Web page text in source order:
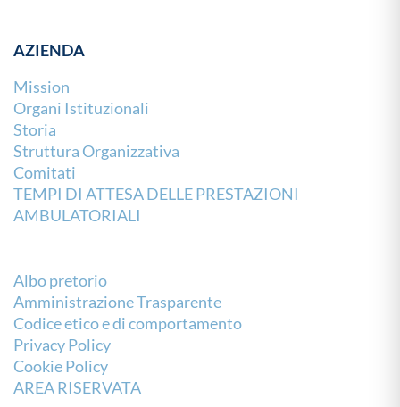
AZIENDA
Mission
Organi Istituzionali
Storia
Struttura Organizzativa
Comitati
TEMPI DI ATTESA DELLE PRESTAZIONI
AMBULATORIALI
Albo pretorio
Amministrazione Trasparente
Codice etico e di comportamento
Privacy Policy
Cookie Policy
AREA RISERVATA